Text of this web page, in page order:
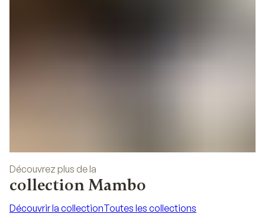
Découvrez plus de la
collection Mambo
Découvrir la collectionToutes les collections